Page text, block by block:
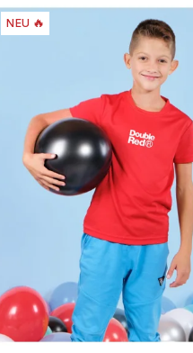
NEU 🔥